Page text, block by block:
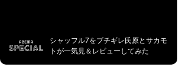
シャッフル7をブチギレ氏原とサカモ
トが一気見＆レビューしてみた